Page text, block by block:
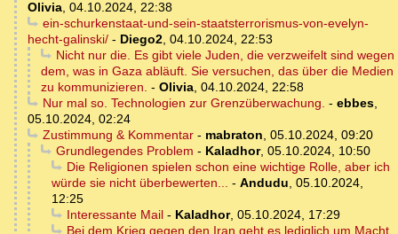
Olivia, 04.10.2024, 22:38
ein-schurkenstaat-und-sein-staatsterrorismus-von-evelyn-
hecht-galinski/ - Diego2, 04.10.2024, 22:53
Nicht nur die. Es gibt viele Juden, die verzweifelt sind wegen
dem, was in Gaza abläuft. Sie versuchen, das über die Medien
zu kommunizieren. - Olivia, 04.10.2024, 22:58
Nur mal so. Technologien zur Grenzüberwachung. - ebbes,
05.10.2024, 02:24
Zustimmung & Kommentar- mabraton, 05.10.2024, 09:20
Grundlegendes Problem - Kaladhor, 05.10.2024, 10:50
Die Religionen spielen schon eine wichtige Rolle, aber ich
würde sie nicht überbewerten... - Andudu, 05.10.2024,
12:25
Interessante Mail- Kaladhor, 05.10.2024, 17:29
Bei dem Krieg gegen den Iran geht es lediglich um Macht.